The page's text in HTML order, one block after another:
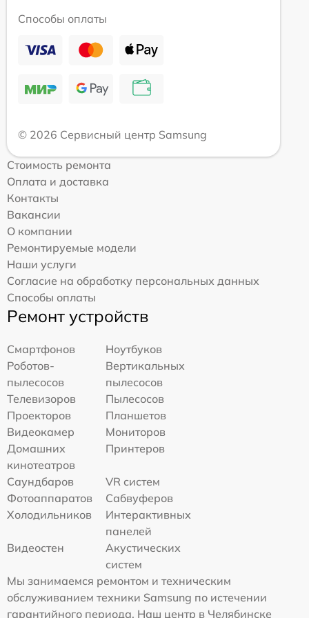
Способы оплаты
© 2026 Сервисный центр Samsung
Стоимость ремонта
Оплата и доставка
Контакты
Вакансии
О компании
Ремонтируемые модели
Наши услуги
Согласие на обработку персональных данных
Способы оплаты
Ремонт устройств
Смартфонов
Ноутбуков
Роботов-
пылесосов
Вертикальных
пылесосов
Телевизоров
Пылесосов
Проекторов
Планшетов
Видеокамер
Мониторов
Домашних
кинотеатров
Принтеров
Саундбаров
VR систем
Фотоаппаратов
Сабвуферов
Холодильников
Интерактивных
панелей
Видеостен
Акустических
систем
Мы занимаемся ремонтом и техническим
обслуживанием техники Samsung по истечении
гарантийного периода. Наш центр в Челябинске